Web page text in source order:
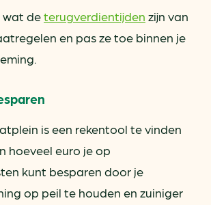
wat deterugverdientijden zijn van
en pas ze toe binnen je
is een rekentool te vinden
hoeveel euro je op
kunt besparen door je
op peil te houden en zuiniger